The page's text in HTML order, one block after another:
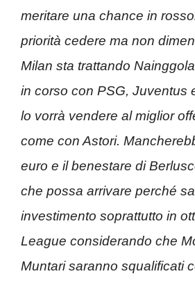
meritare una chance in
priorità cedere ma non
Milan sta trattando
in corso con PSG, Juventus
lo vorrà vendere al miglior
come con Astori.
euro e il benestare di
che possa arrivare perché
investimento soprattutto in
League considerando che
Muntari saranno squalificati